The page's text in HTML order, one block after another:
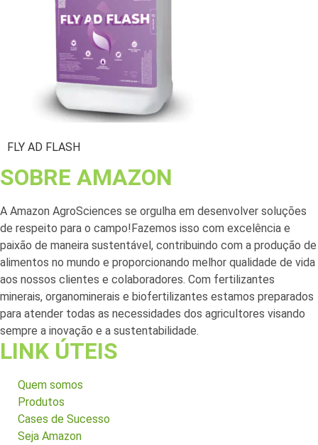
FLY AD FLASH
SOBRE AMAZON
A Amazon AgroSciences se orgulha em desenvolver soluções
de respeito para o campo!Fazemos isso com excelência e
paixão de maneira sustentável, contribuindo com a produção de
alimentos no mundo e proporcionando melhor qualidade de vida
aos nossos clientes e colaboradores. Com fertilizantes
minerais, organominerais e biofertilizantes estamos preparados
para atender todas as necessidades dos agricultores visando
sempre a inovação e a sustentabilidade.
LINK ÚTEIS
Quem somos
Produtos
Cases de Sucesso
Seja Amazon